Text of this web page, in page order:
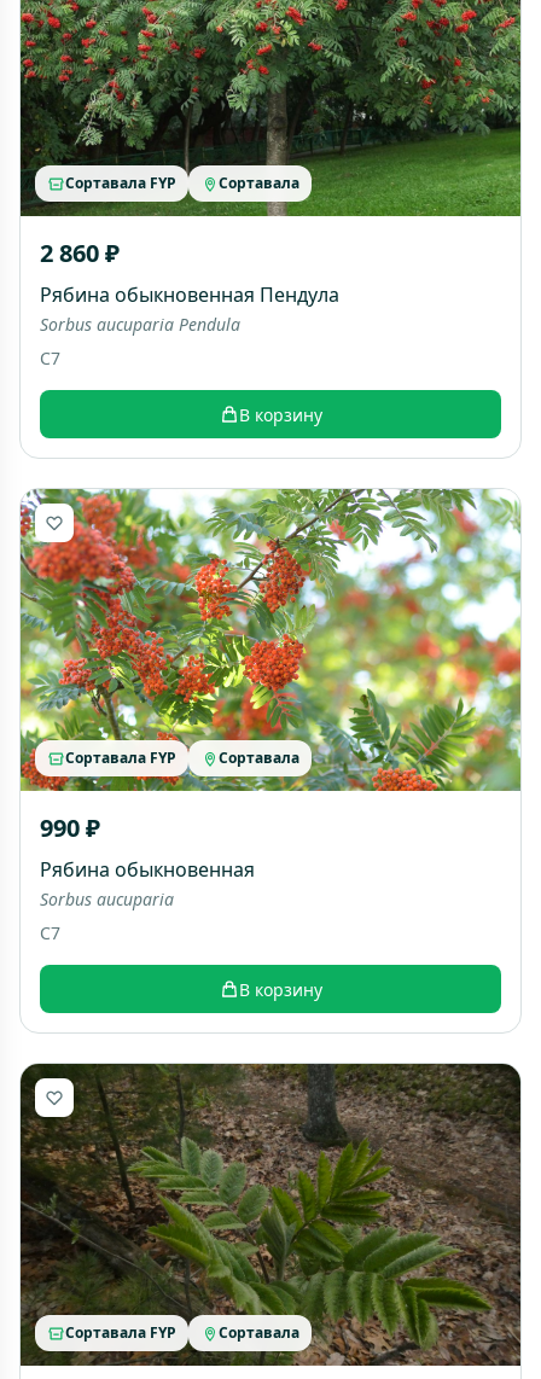
Сортавала FYP Сортавала
2 860 ₽
Рябина обыкновенная Пендула
Sorbus aucuparia Pendula
C7
В корзину
Сортавала FYP Сортавала
990 ₽
Рябина обыкновенная
Sorbus aucuparia
C7
В корзину
Сортавала FYP Сортавала